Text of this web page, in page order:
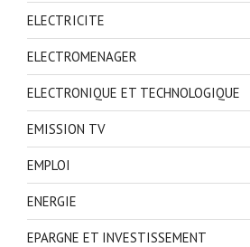
ELECTRICITE
ELECTROMENAGER
ELECTRONIQUE ET TECHNOLOGIQUE
EMISSION TV
EMPLOI
ENERGIE
EPARGNE ET INVESTISSEMENT